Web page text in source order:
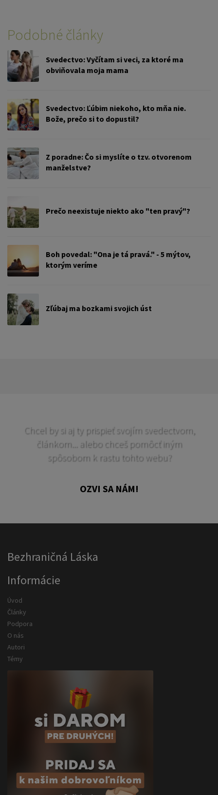
Podobné články
Svedectvo: Vyčítam si veci, za ktoré ma
obviňovala moja mama
Svedectvo: Ľúbim niekoho, kto mňa nie.
Bože, prečo si to dopustil?
Z poradne: Čo si myslíte o tzv. otvorenom
manželstve?
Prečo neexistuje niekto ako "ten pravý"?
Boh povedal: "Ona je tá pravá." - 5 mýtov,
ktorým veríme
Zľúbaj ma bozkami svojich úst
Chcel by si aj ty prispieť svojím svedectvom,
článkom... alebo chceš pomôcť iným
spôsobom k rastu tohto webu?
OZVI SA NÁM!
Bezhraničná Láska
Informácie
Úvod
Články
Podpora
O nás
Autori
Témy